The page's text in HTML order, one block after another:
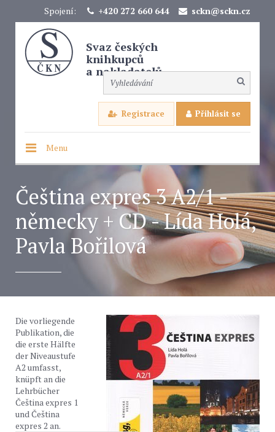
Spojení: +420 272 660 644 sckn@sckn.cz
Svaz českých
knihkupců
a nakladatelů
Registrace Přihlásit se
Menu
Čeština expres 3 A2/1 -
německy + CD - Lída Holá,
Pavla Bořilová
Die vorliegende
Publikation, die
die erste Hälfte
der Niveaustufe
A2 umfasst,
knüpft an die
Lehrbücher
Čeština expres 1
und Čeština
expres 2 an.